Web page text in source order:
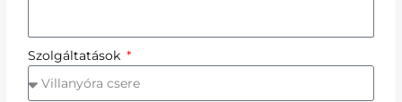
Szolgáltatások